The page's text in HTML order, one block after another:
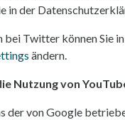
in der
Twitter können Sie
ändern.
Nutzung von
der von Google